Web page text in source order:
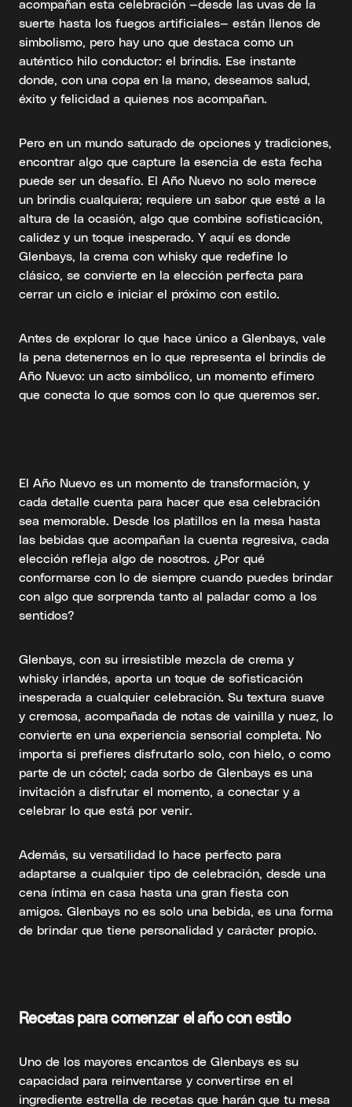
acompañan esta celebración —desde las uvas de la
suerte hasta los fuegos artificiales— están llenos de
simbolismo, pero hay uno que destaca como un
auténtico hilo conductor: el brindis. Ese instante
donde, con una copa en la mano, deseamos salud,
éxito y felicidad a quienes nos acompañan.
Pero en un mundo saturado de opciones y tradiciones,
encontrar algo que capture la esencia de esta fecha
puede ser un desafío. El Año Nuevo no solo merece
un brindis cualquiera; requiere un sabor que esté a la
altura de la ocasión, algo que combine sofisticación,
calidez y un toque inesperado. Y aquí es donde
Glenbays, la crema con whisky que redefine lo
clásico, se convierte en la elección perfecta para
cerrar un ciclo e iniciar el próximo con estilo.
Antes de explorar lo que hace único a Glenbays, vale
la pena detenernos en lo que representa el brindis de
Año Nuevo: un acto simbólico, un momento efímero
que conecta lo que somos con lo que queremos ser.
El Año Nuevo es un momento de transformación, y
cada detalle cuenta para hacer que esa celebración
sea memorable. Desde los platillos en la mesa hasta
las bebidas que acompañan la cuenta regresiva, cada
elección refleja algo de nosotros. ¿Por qué
conformarse con lo de siempre cuando puedes brindar
con algo que sorprenda tanto al paladar como a los
sentidos?
Glenbays, con su irresistible mezcla de crema y
whisky irlandés, aporta un toque de sofisticación
inesperada a cualquier celebración. Su textura suave
y cremosa, acompañada de notas de vainilla y nuez, lo
convierte en una experiencia sensorial completa. No
importa si prefieres disfrutarlo solo, con hielo, o como
parte de un cóctel; cada sorbo de Glenbays es una
invitación a disfrutar el momento, a conectar y a
celebrar lo que está por venir.
Además, su versatilidad lo hace perfecto para
adaptarse a cualquier tipo de celebración, desde una
cena íntima en casa hasta una gran fiesta con
amigos. Glenbays no es solo una bebida, es una forma
de brindar que tiene personalidad y carácter propio.
Recetas para comenzar el año con estilo
Uno de los mayores encantos de Glenbays es su
capacidad para reinventarse y convertirse en el
ingrediente estrella de recetas que harán que tu mesa